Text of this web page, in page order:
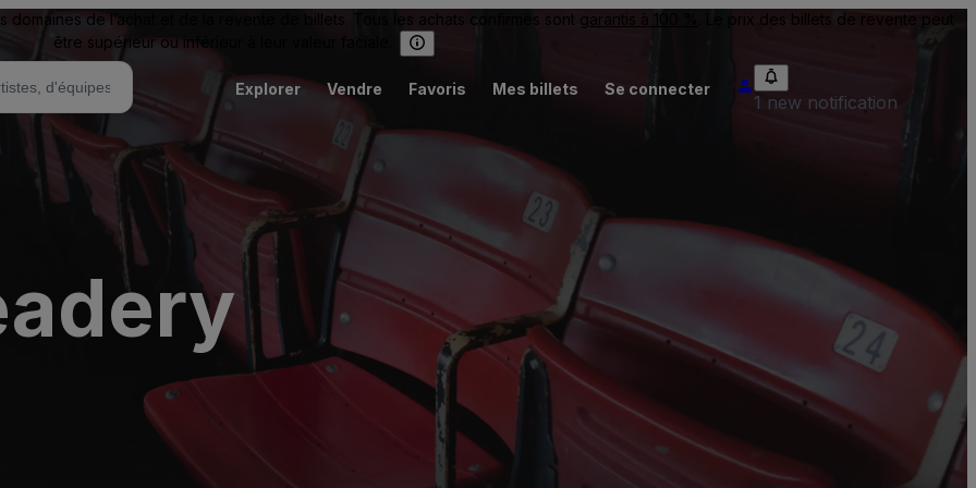
domaines de l’achat et de la revente de billets. Tous les achats confirmés sont garantis à 100 %
. Le prix des billets de revente peut
être supérieur ou inférieur à leur valeur faciale.
Explorer Vendre Favoris Mes billets Se connecter
1 new notification